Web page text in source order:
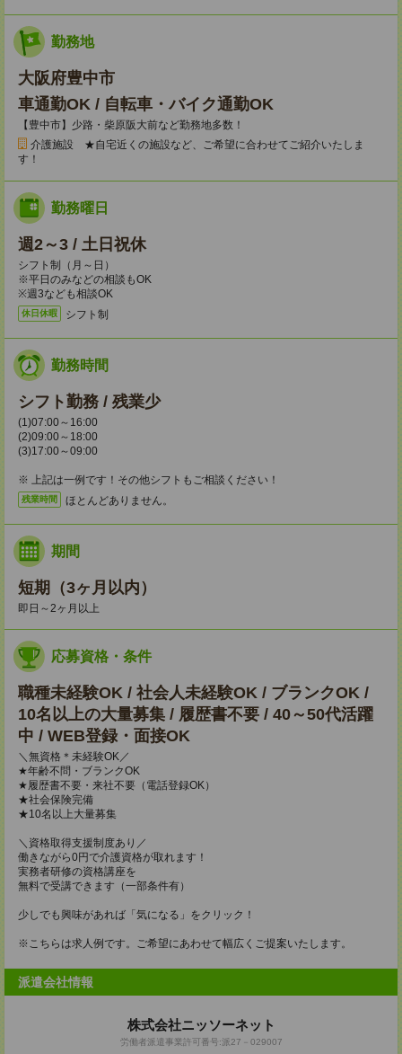
勤務地
大阪府豊中市
車通勤OK / 自転車・バイク通勤OK
【豊中市】少路・柴原阪大前など勤務地多数！
介護施設 ★自宅近くの施設など、ご希望に合わせてご紹介いたしま
す！
勤務曜日
週2～3 / 土日祝休
シフト制（月～日）
※平日のみなどの相談もOK
※週3なども相談OK
休日休暇 シフト制
勤務時間
シフト勤務 / 残業少
(1)07:00～16:00
(2)09:00～18:00
(3)17:00～09:00
※ 上記は一例です！その他シフトもご相談ください！
残業時間 ほとんどありません。
期間
短期（3ヶ月以内）
即日～2ヶ月以上
応募資格・条件
職種未経験OK / 社会人未経験OK / ブランクOK /
10名以上の大量募集 / 履歴書不要 / 40～50代活躍
中 / WEB登録・面接OK
＼無資格＊未経験OK／
★年齢不問・ブランクOK
★履歴書不要・来社不要（電話登録OK）
★社会保険完備
★10名以上大量募集
＼資格取得支援制度あり／
働きながら0円で介護資格が取れます！
実務者研修の資格講座を
無料で受講できます（一部条件有）
少しでも興味があれば「気になる」をクリック！
※こちらは求人例です。ご希望にあわせて幅広くご提案いたします。
派遣会社情報
株式会社ニッソーネット
労働者派遣事業許可番号:派27－029007